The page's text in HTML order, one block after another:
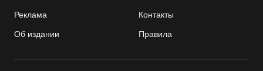
Реклама Контакты
Об издании Правила